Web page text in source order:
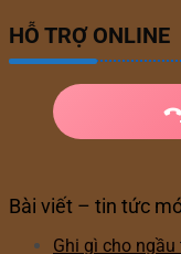
HỖ TRỢ ONLINE
Bài viết – tin tức
Ghi gì cho